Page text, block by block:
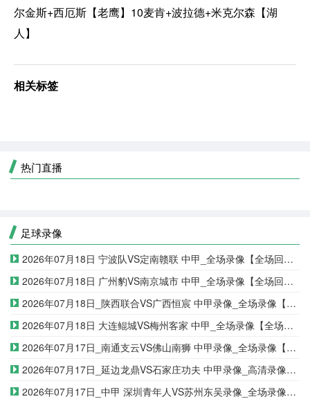
尔金斯+西厄斯【老鹰】10麦肯+波拉德+米克尔森【湖
人】
相关标签
热门直播
足球录像
2026年07月18日 宁波队VS定南赣联 中甲_全场录像【全场回放】
2026年07月18日 广州豹VS南京城市 中甲_全场录像【全场回放】
2026年07月18日_陕西联合VS广西恒宸 中甲录像_全场录像【视频集锦】
2026年07月18日 大连鲲城VS梅州客家 中甲_全场录像【全场回放】
2026年07月17日_南通支云VS佛山南狮 中甲录像_全场录像【高清回放】
2026年07月17日_延边龙鼎VS石家庄功夫 中甲录像_高清录像【全场回放】
2026年07月17日_中甲 深圳青年人VS苏州东吴录像_全场录像【全场回放】